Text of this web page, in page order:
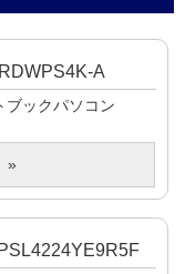
A
ブックパソコン